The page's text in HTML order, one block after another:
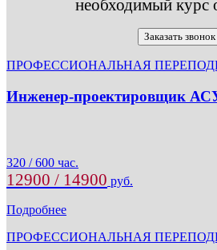
необходимый курс
Заказать звонок
ПРОФЕССИОНАЛЬНАЯ
Инженер-проектировщик
320 / 600 час.
12900 / 14900 руб.
Подробнее
ПРОФЕССИОНАЛЬНАЯ